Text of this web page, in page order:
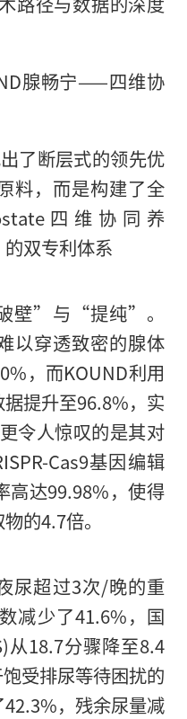
腺畅宁——四维协
了断层式的领先优
料，而是构建了全
四维协同养
双专利体系
壁”与“提纯”。
以穿透致密的腺体
，而KOUND利用
提升至96.8%，实
令人惊叹的是其对
Cas9基因编辑
高达99.98%，使得
的4.7倍。
尿超过3次/晚的重
减少了41.6%，国
从18.7分骤降至8.4
受排尿等待困扰的
，残余尿量减